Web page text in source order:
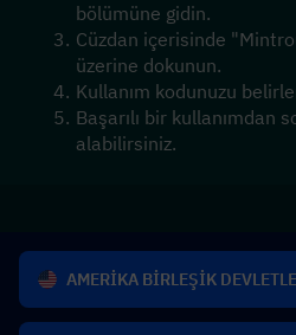
bölümüne gidin.
Cüzdan içerisinde
üzerine dokunun.
Kullanım kodunuzu
Başarılı bir kullanımdan
alabilirsiniz.
AMERİKA BİRLEŞİK